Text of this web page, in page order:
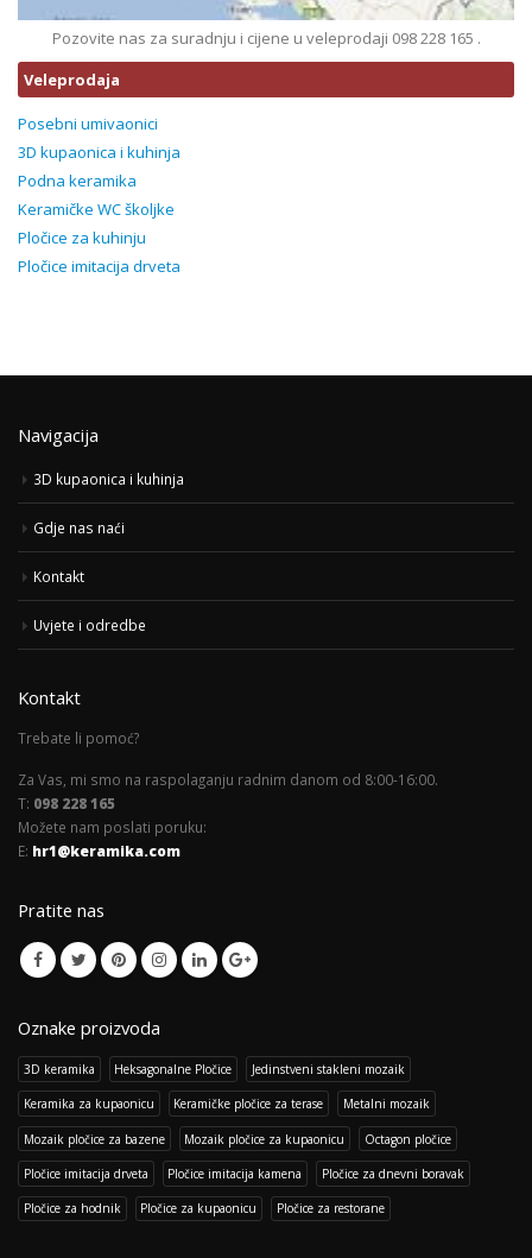
Pozovite nas za suradnju i cijene u veleprodaji 098 228 165 .
Veleprodaja
Posebni umivaonici
3D kupaonica i kuhinja
Podna keramika
Keramičke WC školjke
Pločice za kuhinju
Pločice imitacija drveta
Navigacija
3D kupaonica i kuhinja
Gdje nas naći
Kontakt
Uvjete i odredbe
Kontakt
Trebate li pomoć?
Za Vas, mi smo na raspolaganju radnim danom od 8:00-16:00.
T: 098 228 165
Možete nam poslati poruku:
E: hr1@keramika.com
Pratite nas
Oznake proizvoda
3D keramika Heksagonalne Pločice Jedinstveni stakleni mozaik
Keramika za kupaonicu Keramičke pločice za terase Metalni mozaik
Mozaik pločice za bazene Mozaik pločice za kupaonicu Octagon pločice
Pločice imitacija drveta Pločice imitacija kamena Pločice za dnevni boravak
Pločice za hodnik Pločice za kupaonicu Pločice za restorane